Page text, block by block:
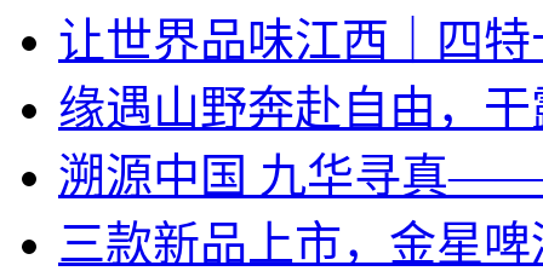
让世界品味江西｜四特
缘遇山野奔赴自由，
溯源中国 九华寻真
三款新品上市，金星啤